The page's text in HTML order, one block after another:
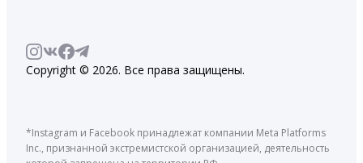
Copyright © 2026. Все права защищены.
*Instagram и Facebook принадлежат компании Meta Platforms
Inc., признанной экстремистской организацией, деятельность